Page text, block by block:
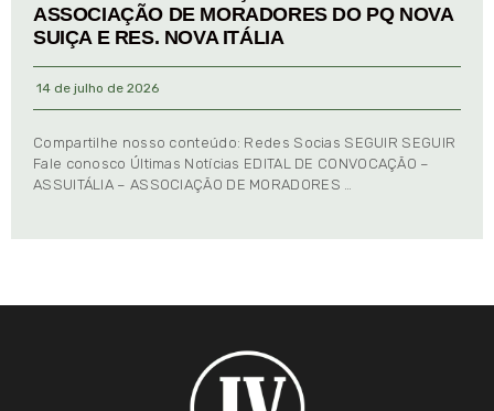
ASSOCIAÇÃO DE MORADORES DO PQ NOVA
SUIÇA E RES. NOVA ITÁLIA
14 de julho de 2026
Compartilhe nosso conteúdo: Redes Socias SEGUIR SEGUIR
Fale conosco Últimas Notícias EDITAL DE CONVOCAÇÃO –
ASSUITÁLIA – ASSOCIAÇÃO DE MORADORES …